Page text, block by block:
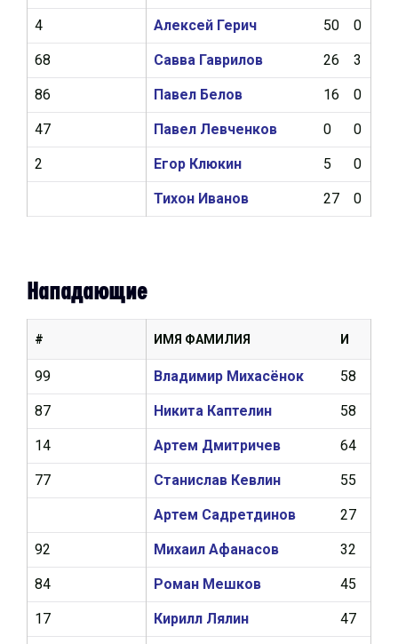
Алексей Герич 50 0
Савва Гаврилов 26 3
Павел Белов 16 0
Павел Левченков 0 0
Егор Клюкин 5 0
Тихон Иванов 27 0
4
68
86
47
2
Нападающие
ИМЯ ФАМИЛИЯ И
Владимир Михасёнок 58
Никита Каптелин 58
Артем Дмитричев 64
Станислав Кевлин 55
Артем Садретдинов 27
Михаил Афанасов 32
Роман Мешков 45
Кирилл Лялин 47
#
99
87
14
77
92
84
17